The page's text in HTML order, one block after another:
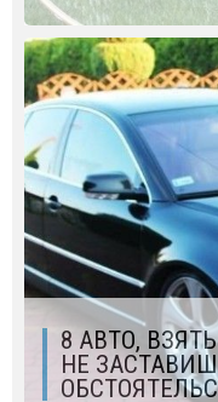
8 АВТО,
НЕ